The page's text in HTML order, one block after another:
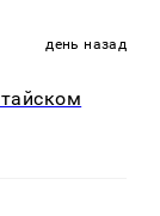
день назад